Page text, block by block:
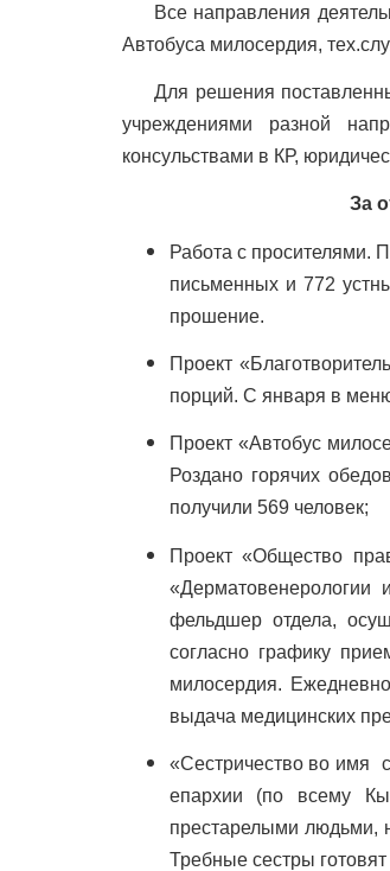
Все направления
Автобуса милосердия,
Для решения
учреждениями разной
консульствами в КР,
За
Работа с просителями.
письменных и 772
прошение.
Проект
порций. С января в
Проект «Автобус
Роздано горячих
получили 569 человек;
Проект «Общество
«Дерматовенерологии
фельдшер отдела,
согласно графику
милосердия.
выдача медицинских
«Сестричество во имя
епархии (по всему
престарелыми людьми,
Требные сестры